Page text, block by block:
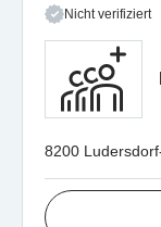
Nicht verifiziert
8200